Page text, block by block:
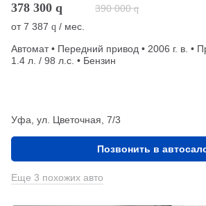
378 300 q 390 000 q
от7 387 q / мес.
Автомат • Передний привод • 2006 г. в. •
1.4 л. / 98 л.с. • Бензин
Уфа, ул. Цветочная, 7/3
Позвонить в
Еще 3 похожих авто